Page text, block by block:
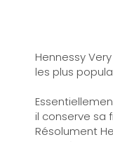
Hennessy
les plus
il conserve sa
Résolument